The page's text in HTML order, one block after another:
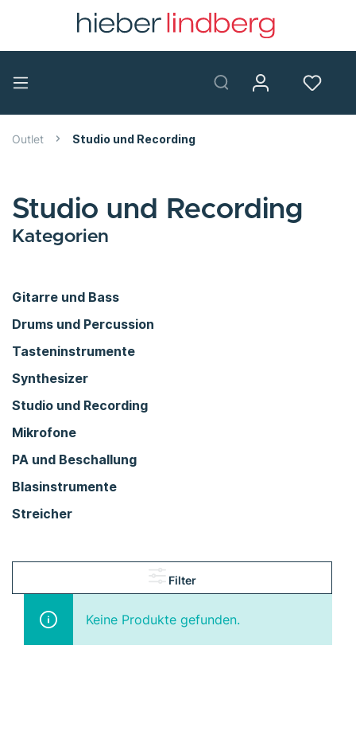
Outlet Studio und Recording
Studio und Recording
Kategorien
Gitarre und Bass
Drums und Percussion
Tasteninstrumente
Synthesizer
Studio und Recording
Mikrofone
PA und Beschallung
Blasinstrumente
Streicher
Filter
Keine Produkte gefunden.